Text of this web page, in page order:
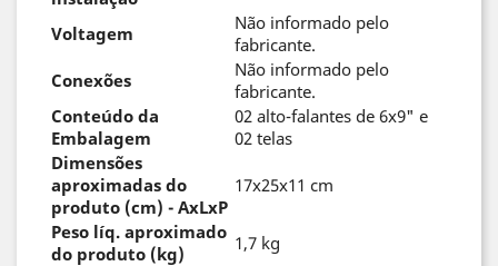
Voltagem
Não informado pelo
fabricante.
Conexões
Não informado pelo
fabricante.
Conteúdo da
Embalagem
02 alto-falantes de 6x9" e
02 telas
Dimensões
aproximadas do
produto (cm) - AxLxP
17x25x11 cm
Peso líq. aproximado
do produto (kg)
1,7 kg